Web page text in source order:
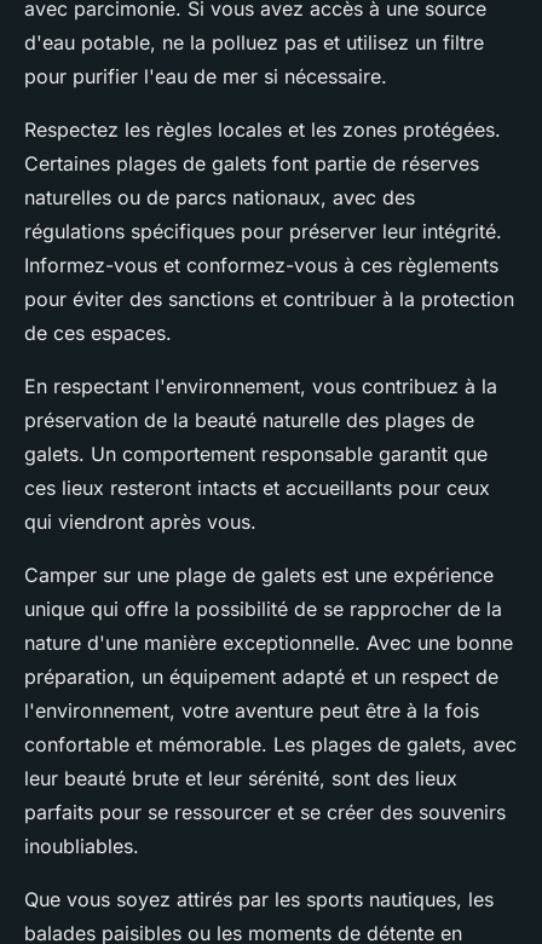
avec parcimonie. Si vous avez accès à une source
d'eau potable, ne la polluez pas et utilisez un filtre
pour purifier l'eau de mer si nécessaire.
Respectez les règles locales et les zones protégées.
Certaines plages de galets font partie de réserves
naturelles ou de parcs nationaux, avec des
régulations spécifiques pour préserver leur intégrité.
Informez-vous et conformez-vous à ces règlements
pour éviter des sanctions et contribuer à la protection
de ces espaces.
En respectant l'environnement, vous contribuez à la
préservation de la beauté naturelle des plages de
galets. Un comportement responsable garantit que
ces lieux resteront intacts et accueillants pour ceux
qui viendront après vous.
Camper sur une plage de galets est une expérience
unique qui offre la possibilité de se rapprocher de la
nature d'une manière exceptionnelle. Avec une bonne
préparation, un équipement adapté et un respect de
l'environnement, votre aventure peut être à la fois
confortable et mémorable. Les plages de galets, avec
leur beauté brute et leur sérénité, sont des lieux
parfaits pour se ressourcer et se créer des souvenirs
inoubliables.
Que vous soyez attirés par les sports nautiques, les
balades paisibles ou les moments de détente en